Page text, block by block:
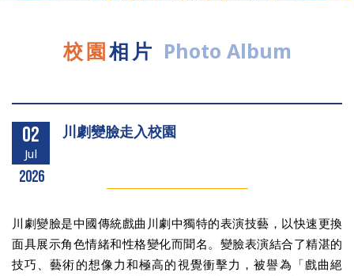
校園相片 Photo Album
02
Jul
2026
川劇變臉走入校園
川劇變臉是中國傳統戲曲川劇中獨特的表演技藝，以快速更換
面具展示角色情緒和性格變化而聞名。變臉表演結合了精湛的
技巧、藝術的想像力和極高的視覺衝擊力，被譽為「戲曲絕